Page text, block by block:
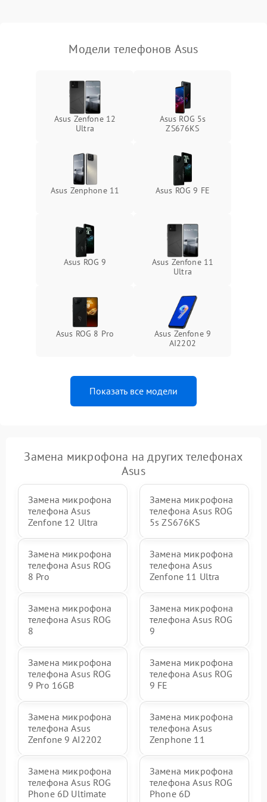
Модели телефонов Asus
Asus Zenfone 12
Ultra
Asus ROG 5s
ZS676KS
Asus Zenphone 11 Asus ROG 9 FE
Asus ROG 9
Asus Zenfone 11
Ultra
Asus ROG 8 Pro
Asus Zenfone 9
AI2202
Показать все модели
Замена микрофона на других телефонах
Asus
Замена микрофона
телефона Asus
Zenfone 12 Ultra
Замена микрофона
телефона Asus ROG
5s ZS676KS
Замена микрофона
телефона Asus ROG
8 Pro
Замена микрофона
телефона Asus
Zenfone 11 Ultra
Замена микрофона
телефона Asus ROG
8
Замена микрофона
телефона Asus ROG
9
Замена микрофона
телефона Asus ROG
9 Pro 16GB
Замена микрофона
телефона Asus ROG
9 FE
Замена микрофона
телефона Asus
Zenfone 9 AI2202
Замена микрофона
телефона Asus
Zenphone 11
Замена микрофона
телефона Asus ROG
Phone 6D Ultimate
Замена микрофона
телефона Asus ROG
Phone 6D